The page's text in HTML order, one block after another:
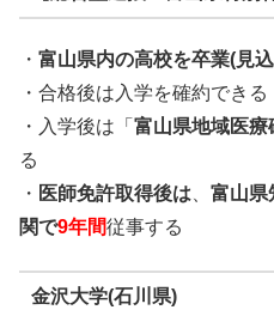
・ 富山県内の高校を卒業(見
・合格後は入学を確約できる
・入学後は「 富山県地域医療
る
・ 医師免許取得後は
富山県
関で9年間従事する
金沢大学(石川県)